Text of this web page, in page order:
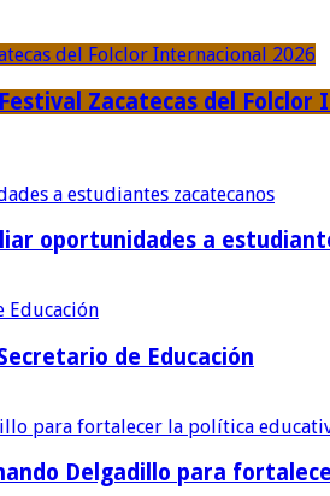
Zacatecas del Folclor
oportunidades a
de Educación
Delgadillo para